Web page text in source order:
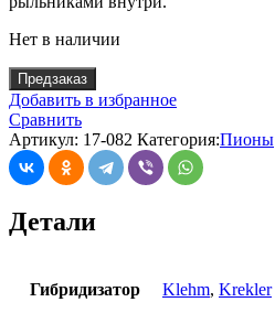
Нет в наличии
Предзаказ
Добавить в избранное
Сравнить
Артикул: 17-082 Категория:Пионы
Детали
Гибридизатор Klehm, Krekler